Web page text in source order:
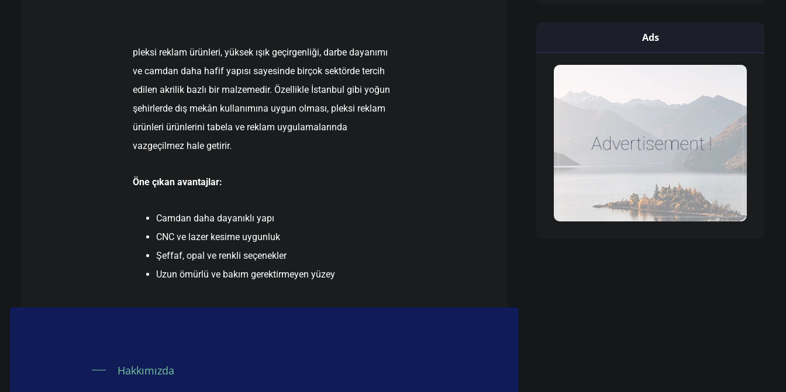
pleksi reklam ürünleri, yüksek ışık geçirgenliği, darbe dayanımı
ve camdan daha hafif yapısı sayesinde birçok sektörde tercih
edilen akrilik bazlı bir malzemedir. Özellikle İstanbul gibi yoğun
şehirlerde dış mekân kullanımına uygun olması, pleksi reklam
ürünleri ürünlerini tabela ve reklam uygulamalarında
vazgeçilmez hale getirir.
Öne çıkan avantajlar:
Camdan daha dayanıklı yapı
CNC ve lazer kesime uygunluk
Şeffaf, opal ve renkli seçenekler
Uzun ömürlü ve bakım gerektirmeyen yüzey
Hakkımızda
Ads